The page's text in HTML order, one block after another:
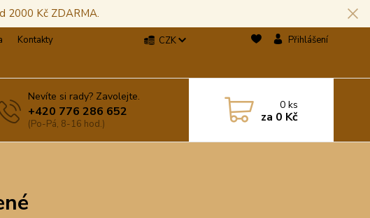
2000 Kč ZDARMA.
Kontakty
CZK Přihlášení
Nevíte si rady? Zavolejte.
+420 776 286 652
(Po-Pá, 8-16 hod.)
0ks
za 0 Kč